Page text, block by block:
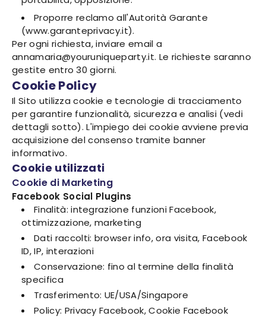
Proporre reclamo all'Autorità Garante
(www.garanteprivacy.it).
Per ogni richiesta, inviare email a
annamaria@youruniqueparty.it. Le richieste saranno
gestite entro 30 giorni.
Cookie Policy
Il Sito utilizza cookie e tecnologie di tracciamento
per garantire funzionalità, sicurezza e analisi (vedi
dettagli sotto). L'impiego dei cookie avviene previa
acquisizione del consenso tramite banner
informativo.
Cookie utilizzati
Cookie di Marketing
Facebook Social Plugins
Finalità: integrazione funzioni Facebook,
ottimizzazione, marketing
Dati raccolti: browser info, ora visita, Facebook
ID, IP, interazioni
Conservazione: fino al termine della finalità
specifica
Trasferimento: UE/USA/Singapore
Policy: Privacy Facebook, Cookie Facebook